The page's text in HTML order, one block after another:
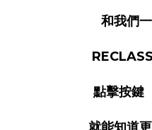
和我們
點擊按鍵